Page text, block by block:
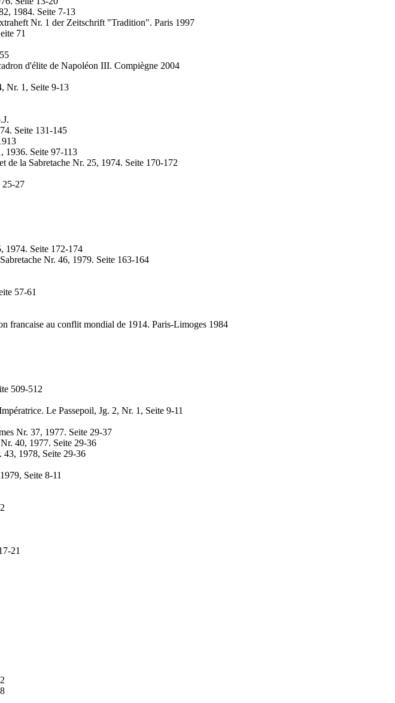
1984. Seite 7-13
Nr. 1 der Zeitschrift "Tradition". Paris 1997
71
d'élite de Napoléon III. Compiègne 2004
Nr. 1, Seite 9-13
Seite 131-145
1936. Seite 97-113
de la Sabretache Nr. 25, 1974. Seite 170-172
25-27
1974. Seite 172-174
Nr. 46, 1979. Seite 163-164
57-61
francaise au conflit mondial de 1914. Paris-Limoges 1984
509-512
Le Passepoil, Jg. 2, Nr. 1, Seite 9-11
Nr. 37, 1977. Seite 29-37
40, 1977. Seite 29-36
43, 1978, Seite 29-36
Seite 8-11
21